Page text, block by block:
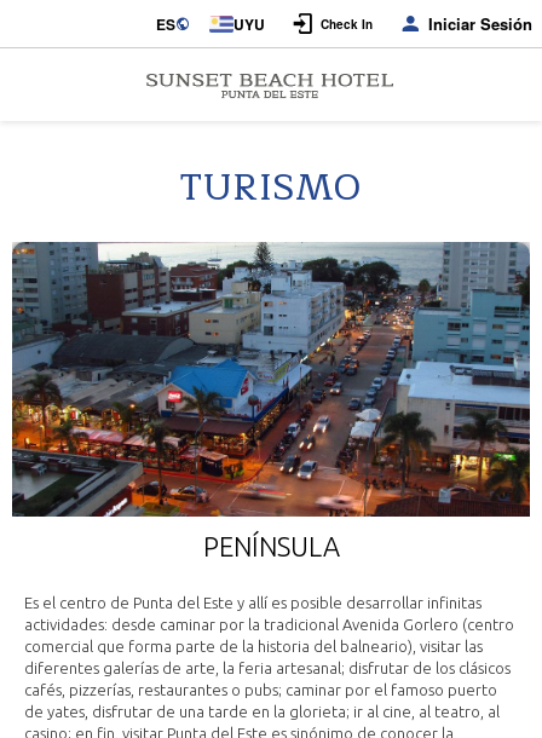
ES UYU Check In Iniciar Sesión
TURISMO
PENÍNSULA
Es el centro de Punta del Este y allí es posible desarrollar infinitas
actividades: desde caminar por la tradicional Avenida Gorlero (centro
comercial que forma parte de la historia del balneario), visitar las
diferentes galerías de arte, la feria artesanal; disfrutar de los clásicos
cafés, pizzerías, restaurantes o pubs; caminar por el famoso puerto
de yates, disfrutar de una tarde en la glorieta; ir al cine, al teatro, al
casino; en fin, visitar Punta del Este es sinónimo de conocer la